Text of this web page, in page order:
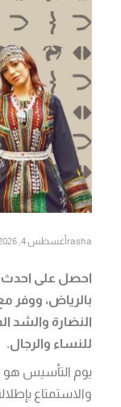
rasha أغسطس 4, 2026
احصل على احدث
بالرياض،
النضارة والشد
للنساء والرجال.
يوم التأسيس هو
والاستمتاع